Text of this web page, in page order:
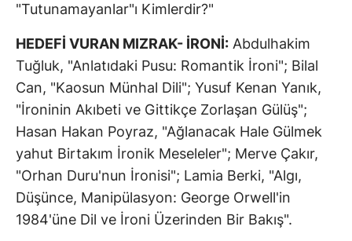
"Tutunamayanlar"ı Kimlerdir?"
HEDEFİ VURAN MIZRAK- İRONİ: Abdulhakim
Tuğluk, "Anlatıdaki Pusu: Romantik İroni"; Bilal
Can, "Kaosun Münhal Dili"; Yusuf Kenan Yanık,
"İroninin Akıbeti ve Gittikçe Zorlaşan Gülüş";
Hasan Hakan Poyraz, "Ağlanacak Hale Gülmek
yahut Birtakım İronik Meseleler"; Merve Çakır,
"Orhan Duru'nun İronisi"; Lamia Berki, "Algı,
Düşünce, Manipülasyon: George Orwell'in
1984'üne Dil ve İroni Üzerinden Bir Bakış".